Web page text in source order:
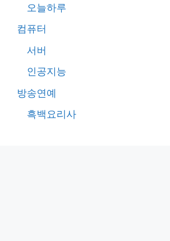
오늘하루
컴퓨터
서버
인공지능
방송연예
흑백요리사